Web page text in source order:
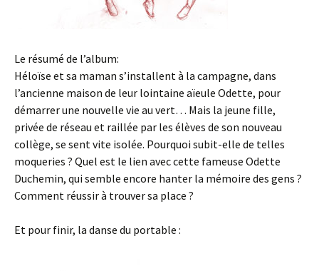
Le résumé de l’album:
Héloïse et sa maman s’installent à la campagne, dans
l’ancienne maison de leur lointaine aïeule Odette, pour
démarrer une nouvelle vie au vert… Mais la jeune fille,
privée de réseau et raillée par les élèves de son nouveau
collège, se sent vite isolée. Pourquoi subit-elle de telles
moqueries ? Quel est le lien avec cette fameuse Odette
Duchemin, qui semble encore hanter la mémoire des gens ?
Comment réussir à trouver sa place ?
Et pour finir, la danse du portable :